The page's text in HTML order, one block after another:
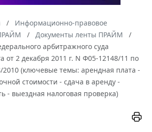
Информационно-правовое
Документы ленты ПРАЙМ
арбитражного суда
от 2 декабря 2011 г. N Ф05-12148/11 по
2010 (ключевые темы: арендная плата -
стоимости - сдача в аренду -
- выездная налоговая проверка)